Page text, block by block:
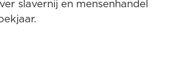
slavernij en mensenhandel